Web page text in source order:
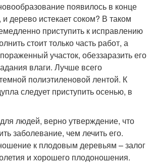
появилось в конце
дерево истекает соком? В таком
приступить к исправлению
стоит только часть работ, а
участок, обеззаразить его
влаги. Лучше всего
полиэтиленовой лентой. К
следует приступить осенью, в
людей, верно утверждение, что
заболевание, чем лечить его.
к плодовым деревьям – залог
и хорошего плодоношения.